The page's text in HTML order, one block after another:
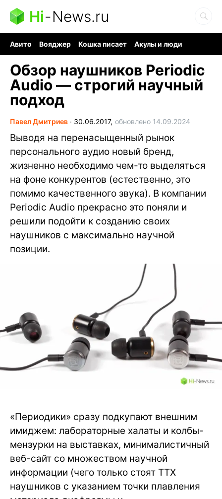
Hi-News.ru
Авито Вояджер Кошка писает
Акулы и люди
Обзор наушников Periodic
Audio — строгий научный
подход
Павел Дмитриев ∙ 30.06.2017, обновлено 14.09.2024
Выводя на перенасыщенный рынок
персонального аудио новый бренд,
жизненно необходимо чем-то выделяться
на фоне конкурентов (естественно, это
помимо качественного звука). В компании
Periodic Audio прекрасно это поняли и
решили подойти к созданию своих
наушников с максимально научной
позиции.
«Периодики» сразу подкупают внешним
имиджем: лабораторные халаты и колбы-
мензурки на выставках, минималистичный
веб-сайт со множеством научной
информации (чего только стоят ТТХ
наушников с указанием точки плавления